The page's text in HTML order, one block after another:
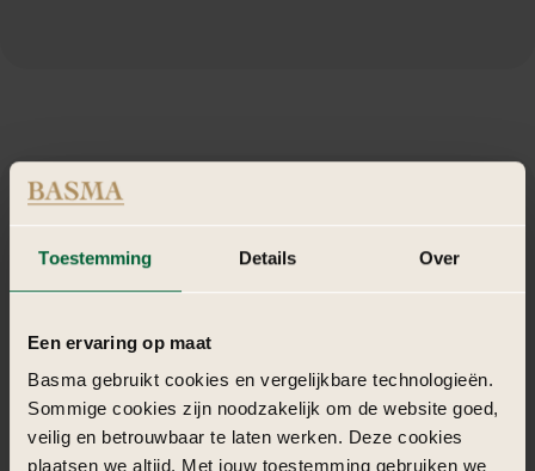
Toestemming Details Over
Een ervaring op maat
Basma gebruikt cookies en vergelijkbare technologieën.
Sommige cookies zijn noodzakelijk om de website goed,
veilig en betrouwbaar te laten werken. Deze cookies
plaatsen we altijd. Met jouw toestemming gebruiken we
Decatering entertainment opeen
1001Nachtthema
De catering kan bestaan uit een overvloed aan Midden-Oosterse
Voorgerechten: Mezze zoals hummus, baba ganoush, gevulde
wijnbladeren en falafel.
Hoofdgerechten: Tajines, lamskebabs, gegrilde groenten en